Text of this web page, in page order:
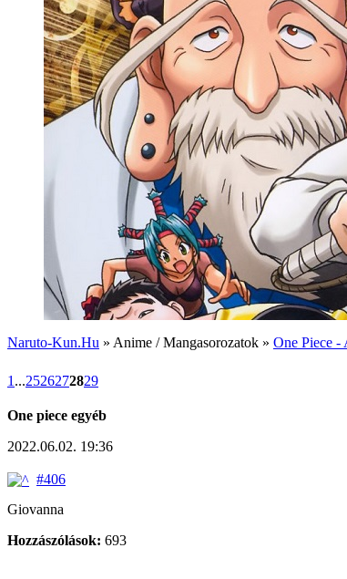
Naruto-Kun.Hu » Anime / Mangasorozatok » One Piece -
1 ...2526272829
One piece egyéb
2022.06.02. 19:36
#406
Giovanna
Hozzászólások: 693